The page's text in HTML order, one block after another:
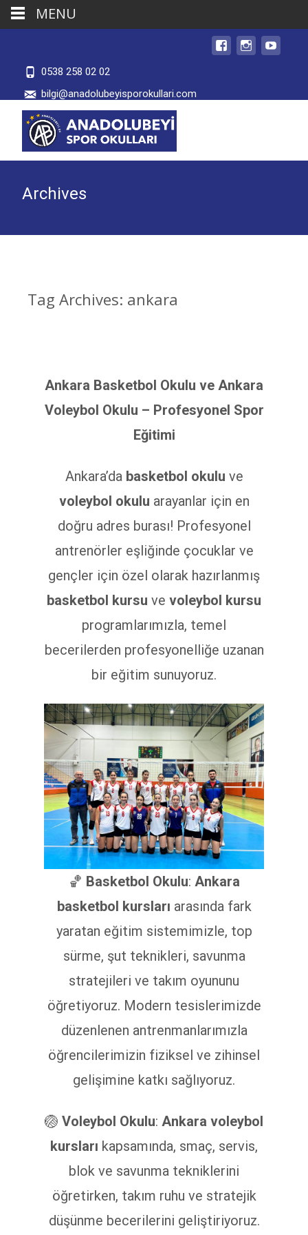
0538 258 02 02
bilgi@anadolubeyisporokullari.com
Archives
Tag Archives: ankara
Ankara Basketbol Okulu ve Ankara
Voleybol Okulu – Profesyonel Spor
Eğitimi
Ankara’da basketbol okulu ve
voleybol okulu arayanlar için en
doğru adres burası! Profesyonel
antrenörler eşliğinde çocuklar ve
gençler için özel olarak hazırlanmış
basketbol kursu ve voleybol kursu
programlarımızla, temel
becerilerden profesyonelliğe uzanan
bir eğitim sunuyoruz.
🏀 Basketbol Okulu: Ankara
basketbol kursları arasında fark
yaratan eğitim sistemimizle, top
sürme, şut teknikleri, savunma
stratejileri ve takım oyununu
öğretiyoruz. Modern tesislerimizde
düzenlenen antrenmanlarımızla
öğrencilerimizin fiziksel ve zihinsel
gelişimine katkı sağlıyoruz.
🏐 Voleybol Okulu: Ankara voleybol
kursları kapsamında, smaç, servis,
blok ve savunma tekniklerini
öğretirken, takım ruhu ve stratejik
düşünme becerilerini geliştiriyoruz.
MENU